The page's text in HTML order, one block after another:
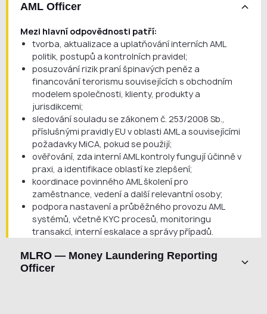
AML Officer
Mezi hlavní odpovědnosti patří:
tvorba, aktualizace a uplatňování interních AML
politik, postupů a kontrolních pravidel;
posuzování rizik praní špinavých peněz a
financování terorismu souvisejících s obchodním
modelem společnosti, klienty, produkty a
jurisdikcemi;
sledování souladu se zákonem č. 253/2008 Sb.,
příslušnými pravidly EU v oblasti AML a souvisejícími
požadavky MiCA, pokud se použijí;
ověřování, zda interní AML kontroly fungují účinně v
praxi, a identifikace oblastí ke zlepšení;
koordinace povinného AML školení pro
zaměstnance, vedení a další relevantní osoby;
podpora nastavení a průběžného provozu AML
systémů, včetně KYC procesů, monitoringu
transakcí, interní eskalace a správy případů.
MLRO — Money Laundering Reporting
Officer